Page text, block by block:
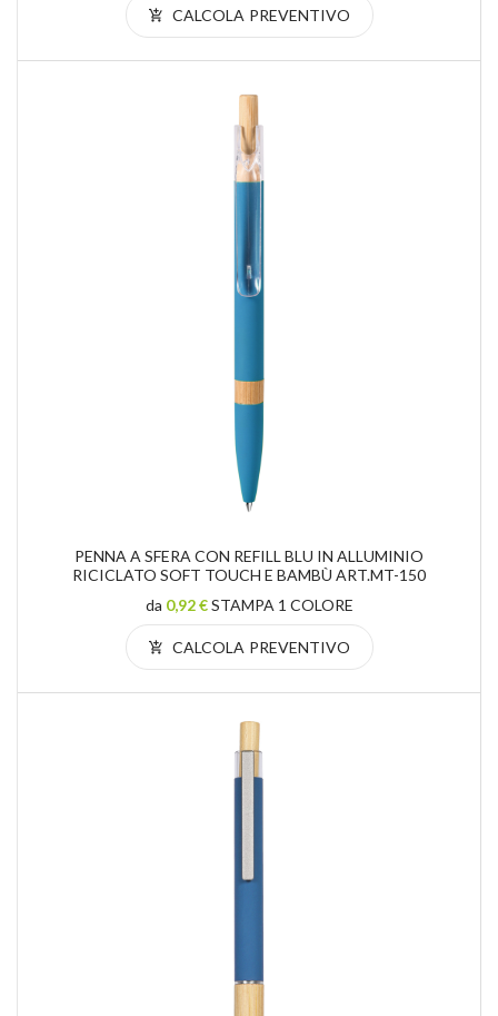
CALCOLA PREVENTIVO
PENNA A SFERA CON REFILL BLU IN ALLUMINIO
RICICLATO SOFT TOUCH E BAMBÙ ART.MT-150
da 0,92 €STAMPA 1 COLORE
CALCOLA PREVENTIVO